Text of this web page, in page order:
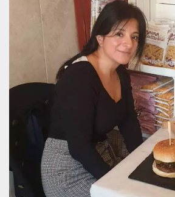
m.stripe.com